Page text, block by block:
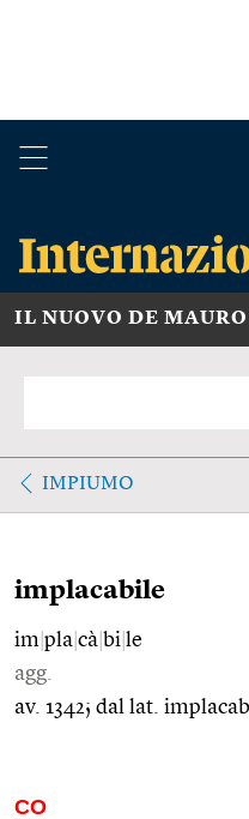
IL NUOVO DE MAURO
IMPIUMO
implacabile
im pla cà bi le
agg.
av. 1342; dal lat.
CO